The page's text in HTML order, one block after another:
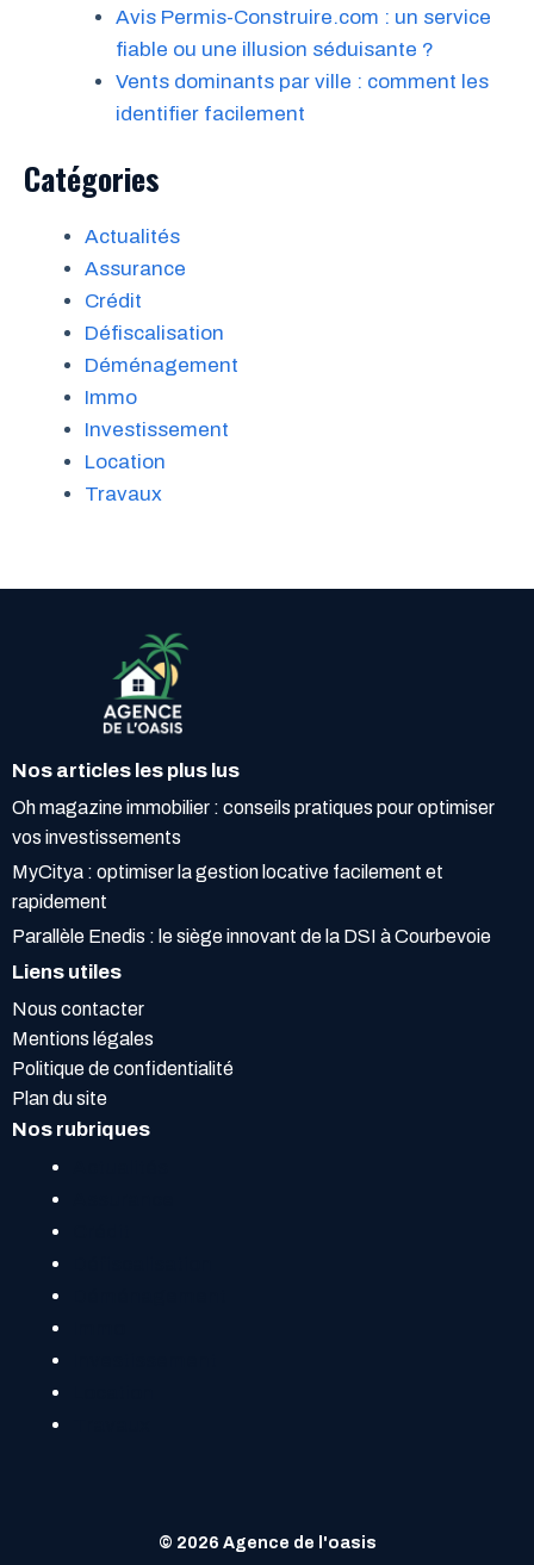
Avis Permis-Construire.com : un service
fiable ou une illusion séduisante ?
Vents dominants par ville : comment les
identifier facilement
Catégories
Actualités
Assurance
Crédit
Défiscalisation
Déménagement
Immo
Investissement
Location
Travaux
Nos articles les plus lus
Oh magazine immobilier : conseils pratiques pour optimiser
vos investissements
MyCitya : optimiser la gestion locative facilement et
rapidement
Parallèle Enedis : le siège innovant de la DSI à Courbevoie
Liens utiles
Nous contacter
Mentions légales
Politique de confidentialité
Plan du site
Nos rubriques
© 2026 Agence de l'oasis